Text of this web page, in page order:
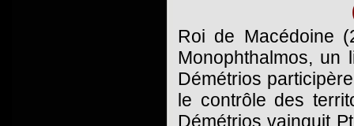
Roi de Macédoine
Monophthalmos, un
Démétrios
le contrôle des
Démétrios vainquit